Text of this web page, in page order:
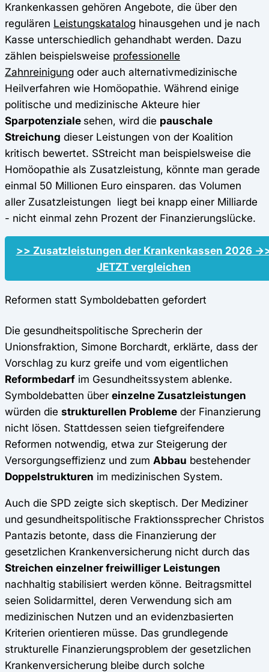
Krankenkassen gehören Angebote, die über den
regulären Leistungskatalog hinausgehen und je nach
Kasse unterschiedlich gehandhabt werden. Dazu
zählen beispielsweise professionelle
Zahnreinigung oder auch alternativmedizinische
Heilverfahren wie Homöopathie. Während einige
politische und medizinische Akteure hier
Sparpotenziale sehen, wird die pauschale
Streichung dieser Leistungen von der Koalition
kritisch bewertet. SStreicht man beispielsweise die
Homöopathie als Zusatzleistung, könnte man gerade
einmal 50 Millionen Euro einsparen. das Volumen
aller Zusatzleistungen liegt bei knapp einer Milliarde
- nicht einmal zehn Prozent der Finanzierungslücke.
>> Zusatzleistungen der Krankenkassen 2026 -
JETZT vergleichen
Reformen statt Symboldebatten gefordert
Die gesundheitspolitische Sprecherin der
Unionsfraktion, Simone Borchardt, erklärte, dass der
Vorschlag zu kurz greife und vom eigentlichen
Reformbedarf im Gesundheitssystem ablenke.
Symboldebatten über einzelne Zusatzleistungen
würden die strukturellen Probleme der Finanzierung
nicht lösen. Stattdessen seien tiefgreifendere
Reformen notwendig, etwa zur Steigerung der
Versorgungseffizienz und zum Abbau bestehender
Doppelstrukturen im medizinischen System.
Auch die SPD zeigte sich skeptisch. Der Mediziner
und gesundheitspolitische Fraktionssprecher Christos
Pantazis betonte, dass die Finanzierung der
gesetzlichen Krankenversicherung nicht durch das
Streichen einzelner freiwilliger Leistungen
nachhaltig stabilisiert werden könne. Beitragsmittel
seien Solidarmittel, deren Verwendung sich am
medizinischen Nutzen und an evidenzbasierten
Kriterien orientieren müsse. Das grundlegende
strukturelle Finanzierungsproblem der gesetzlichen
Krankenversicherung bleibe durch solche